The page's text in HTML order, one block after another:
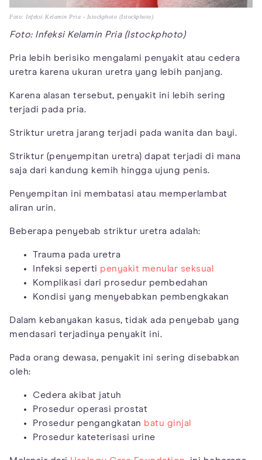
Foto: Infeksi Kelamin Pria - Istockphoto (Istockphoto)
Foto: Infeksi Kelamin Pria (Istockphoto)
Pria lebih berisiko mengalami penyakit atau cedera
uretra karena ukuran uretra yang lebih panjang.
Karena alasan tersebut, penyakit ini lebih sering
terjadi pada pria.
Striktur uretra jarang terjadi pada wanita dan bayi.
Striktur (penyempitan uretra) dapat terjadi di mana
saja dari kandung kemih hingga ujung penis.
Penyempitan ini membatasi atau memperlambat
aliran urin.
Beberapa penyebab striktur uretra adalah:
Trauma pada uretra
Infeksi seperti penyakit menular seksual
Komplikasi dari prosedur pembedahan
Kondisi yang menyebabkan pembengkakan
Dalam kebanyakan kasus, tidak ada penyebab yang
mendasari terjadinya penyakit ini.
Pada orang dewasa, penyakit ini sering disebabkan
oleh:
Cedera akibat jatuh
Prosedur operasi prostat
Prosedur pengangkatan batu ginjal
Prosedur kateterisasi urine